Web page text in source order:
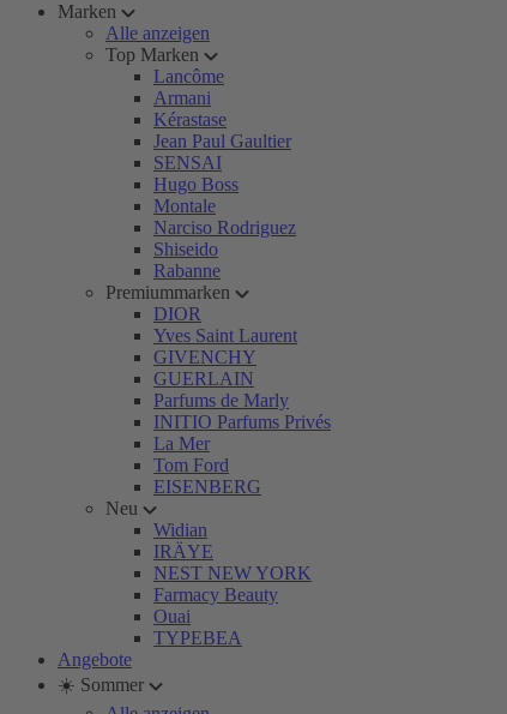
Marken
Alle anzeigen
Top Marken
Lancôme
Armani
Kérastase
Jean Paul Gaultier
SENSAI
Hugo Boss
Montale
Narciso Rodriguez
Shiseido
Rabanne
Premiummarken
DIOR
Yves Saint Laurent
GIVENCHY
GUERLAIN
Parfums de Marly
INITIO Parfums Privés
La Mer
Tom Ford
EISENBERG
Neu
Widian
IRÄYE
NEST NEW YORK
Farmacy Beauty
Ouai
TYPEBEA
Angebote
☀️ Sommer